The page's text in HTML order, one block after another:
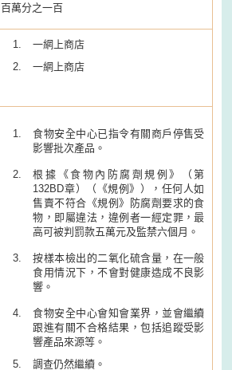
百萬分之一百
一網上商店
一網上商店
食物安全中心已指令有關商戶停售受
影響批次產品。
根據《食物內防腐劑規例》（第
132BD章）（《規例》），任何人如
售賣不符合《規例》防腐劑要求的食
物，即屬違法，違例者一經定罪，最
高可被判罰款五萬元及監禁六個月。
按樣本檢出的二氧化硫含量，在一般
食用情況下，不會對健康造成不良影
響。
食物安全中心會知會業界，並會繼續
跟進有關不合格結果，包括追蹤受影
響產品來源等。
調查仍然繼續。